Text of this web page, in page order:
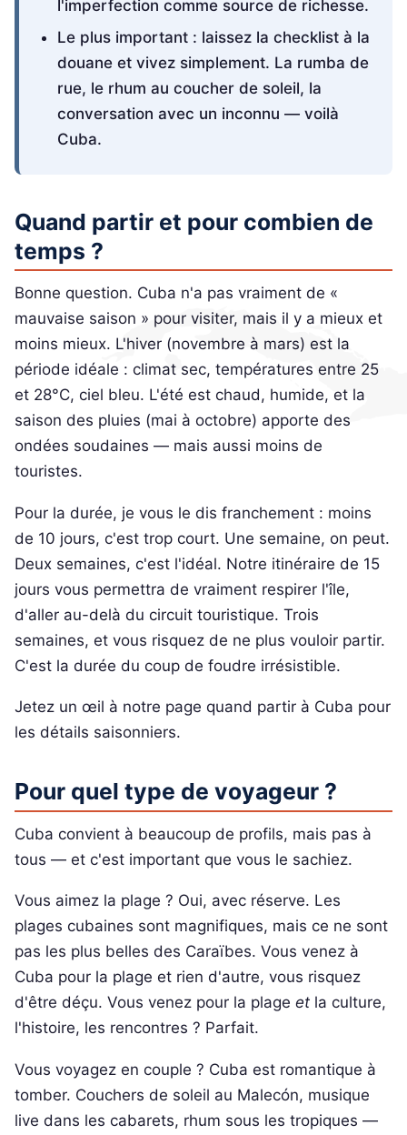
l'imperfection comme source de richesse.
Le plus important : laissez la checklist à la
douane et vivez simplement. La rumba de
rue, le rhum au coucher de soleil, la
conversation avec un inconnu — voilà
Cuba.
Quand partir et pour combien de
temps ?
Bonne question. Cuba n'a pas vraiment de «
mauvaise saison » pour visiter, mais il y a mieux et
moins mieux. L'hiver (novembre à mars) est la
période idéale : climat sec, températures entre 25
et 28°C, ciel bleu. L'été est chaud, humide, et la
saison des pluies (mai à octobre) apporte des
ondées soudaines — mais aussi moins de
touristes.
Pour la durée, je vous le dis franchement : moins
de 10 jours, c'est trop court. Une semaine, on peut.
Deux semaines, c'est l'idéal. Notre itinéraire de 15
jours vous permettra de vraiment respirer l'île,
d'aller au-delà du circuit touristique. Trois
semaines, et vous risquez de ne plus vouloir partir.
C'est la durée du coup de foudre irrésistible.
Jetez un œil à notre page quand partir à Cuba pour
les détails saisonniers.
Pour quel type de voyageur ?
Cuba convient à beaucoup de profils, mais pas à
tous — et c'est important que vous le sachiez.
Vous aimez la plage ? Oui, avec réserve. Les
plages cubaines sont magnifiques, mais ce ne sont
pas les plus belles des Caraïbes. Vous venez à
Cuba pour la plage et rien d'autre, vous risquez
d'être déçu. Vous venez pour la plage et la culture,
l'histoire, les rencontres ? Parfait.
Vous voyagez en couple ? Cuba est romantique à
tomber. Couchers de soleil au Malecón, musique
live dans les cabarets, rhum sous les tropiques —